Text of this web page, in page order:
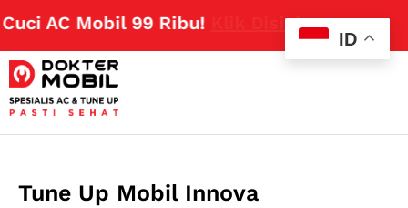
AC Mobil 99 Ribu!Klik Disini
Tune Up Mobil Innova
ID